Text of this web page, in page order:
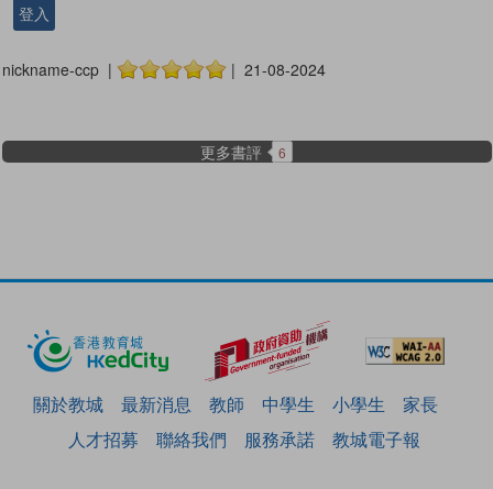
登入
nickname-ccp | | 21-08-2024
更多書評 6
關於教城 最新消息 教師 中學生 小學生
家長
人才招募
聯絡我們 服務承諾 教城電子報